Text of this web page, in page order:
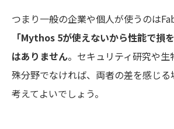
つまり一般の企業や個人が使うのは
「Mythos 5が使えないから性能で損
はありません。セキュリティ研究や
殊分野でなければ、両者の差を感じる
考えてよいでしょう。